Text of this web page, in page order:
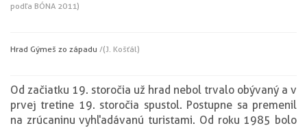
podľa BÓNA 2011)
Hrad Gýmeš zo západu /(J. Košťál)
Od začiatku 19. storočia už hrad nebol trvalo obývaný a v
prvej tretine 19. storočia spustol. Postupne sa premenil
na zrúcaninu vyhľadávanú turistami. Od roku 1985 bolo